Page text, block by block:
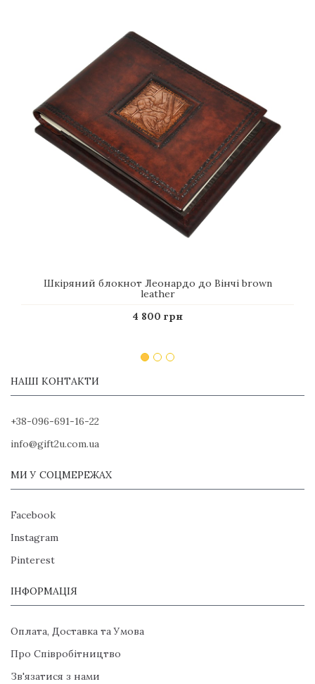
Шкіряний блокнот Леонардо до Вінчі brown
leather
4 800 грн
НАШІ КОНТАКТИ
+38-096-691-16-22
info@gift2u.com.ua
МИ У СОЦМЕРЕЖАХ
Facebook
Instagram
Pinterest
ІНФОРМАЦІЯ
Оплата, Доставка та Умова
Про Співробітництво
Зв'язатися з нами